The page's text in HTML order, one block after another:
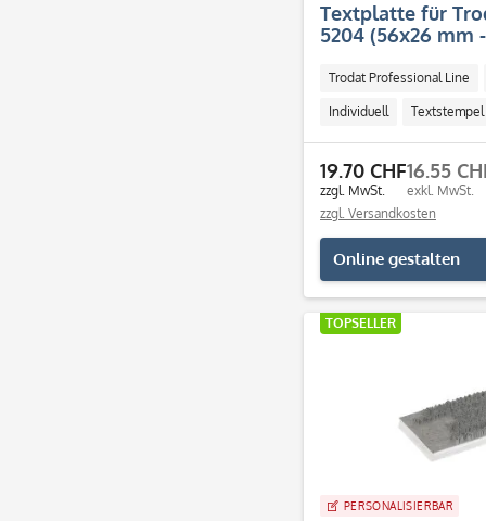
Textplatte für
5204 (56x26 mm
Trodat Professional Line
Individuell Textstempel
19.70 CHF
zzgl. MwSt.
16.55
exkl. MwSt.
zzgl. Versandkosten
Online gestalten
TOPSELLER
PERSONALISIERBAR